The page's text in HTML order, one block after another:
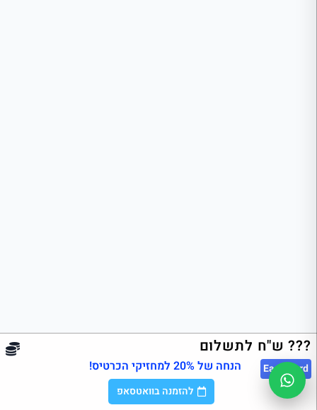
??? ש"ח לתשלום
East Card הנחה של 20% למחזיקי הכרטיס!
להזמנה בוואטסאפ